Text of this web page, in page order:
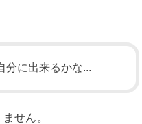
分に出来るかな...
せん。